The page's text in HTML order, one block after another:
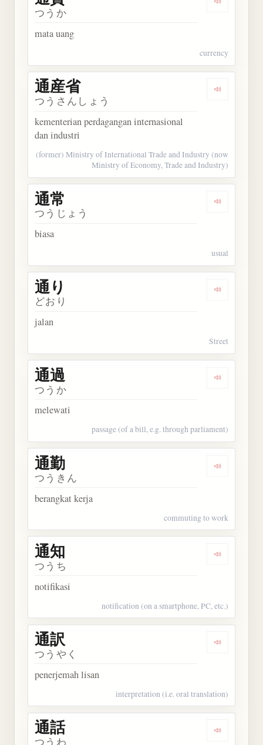
Dengarkan
つうか
mata uang
currency
Dengarkan
通産省
つうさんしょう
kementerian perdagangan internasional
dan industri
(former) Ministry of International Trade and Industry (now
Ministry of Economy, Trade and Industry)
Dengarkan
通常
つうじょう
biasa
usual
Dengarkan
通り
どおり
jalan
Street
Dengarkan
通過
つうか
melewati
passage (of a bill, e.g. through parliament)
Dengarkan
通勤
つうきん
berangkat kerja
commuting to work
Dengarkan
通知
つうち
notifikasi
notification (on a smartphone, PC, etc.)
Dengarkan
通訳
つうやく
penerjemah lisan
interpretation (i.e. oral translation)
Dengarkan
通話
つうわ